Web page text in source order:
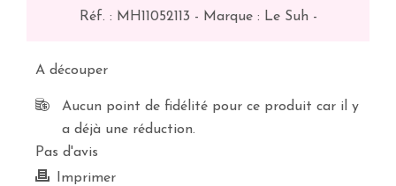
Réf. : MH11052113 - Marque : Le Suh -
A découper
Aucun point de fidélité pour ce produit car il y
a déjà une réduction.
Pas d'avis
Imprimer